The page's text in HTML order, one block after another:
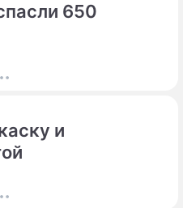
650
и